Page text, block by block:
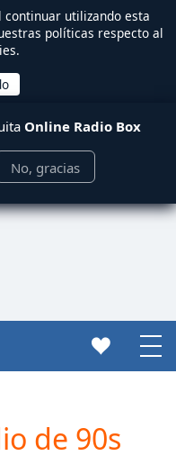
continuar utilizando esta
políticas respecto al
Online Radio Box
No, gracias
de 90s